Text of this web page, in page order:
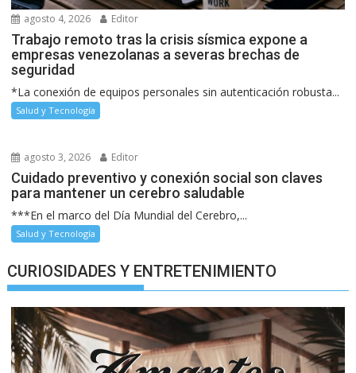
agosto 4, 2026 Editor
Trabajo remoto tras la crisis sísmica expone a
empresas venezolanas a severas brechas de
seguridad
*La conexión de equipos personales sin autenticación robusta...
Salud y Tecnología
agosto 3, 2026 Editor
Cuidado preventivo y conexión social son claves
para mantener un cerebro saludable
***En el marco del Día Mundial del Cerebro,...
Salud y Tecnología
CURIOSIDADES Y ENTRETENIMIENTO